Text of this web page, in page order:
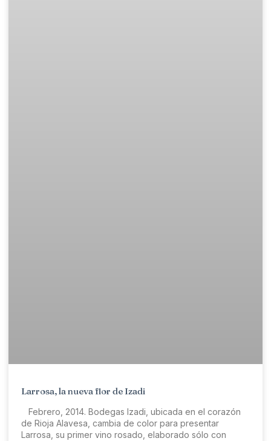
Larrosa, la nueva flor de Izadi
Febrero, 2014. Bodegas Izadi, ubicada en el corazón
de Rioja Alavesa, cambia de color para presentar
Larrosa, su primer vino rosado, elaborado sólo con